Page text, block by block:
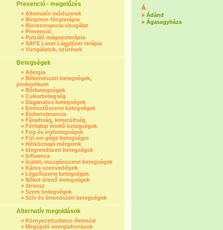
Prevenció - megelőzés
» Alternatív módszerek
» Bioptron fényterápia
» Biorezonancia vizsgálat
» Prevenció
» Pulzáló mágnesterápia
» SAFE Laser Lágylézer terápia
» Vizsgálatok, szűrések
Betegségek
» Allergia
» Bélrendszeri betegségek,
probiotikum
» Bőrbetegségek
» Cukorbetegség
» Daganatos betegségek
» Emésztőszervi betegségek
» Ételintolerancia
» Fáradtság, kimerültség
» Férfiakat érintő betegségek
» Fog és ínybetegségek
» Fül-orr-gége betegségei
» Hétköznapi mérgeink
» Idegrendszeri betegségek
» Influenza
» Ízületi, mozgásszervi betegségek
» Káros szenvedélyek
» Légzőszervi betegségek
» Nőket érintő betegségek
» Stressz
» Szem betegségek
» Szív és érrendszeri betegségek
Alternatív megoldások
» Környezettudatos életmód
» Megújuló energiaforrások
Á
» Ádánd
» Ágasegyháza